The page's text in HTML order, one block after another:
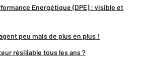
Energétique (DPE) : visible et
peu mais de plus en plus !
résiliable tous les ans ?